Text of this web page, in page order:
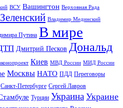
ВСУ Вашингтон Верховная Рада
Владимир Мединский
Путина В мире
Дмитрий Песков Дональд
Киев МВД России МИД России
Москвы НАТО ПДД Переговоры
Санкт-Петербурге Сергей Лавров
Турции Украина Украине